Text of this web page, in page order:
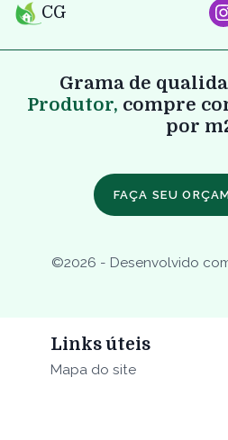
CG
Grama de
Produtor, compre
por
FAÇA SEU
©2026 - Desenvolvido
Links úteis
Mapa do site